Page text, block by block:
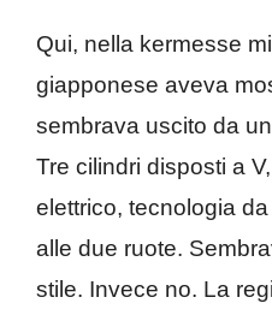
Qui, nella kermesse
giapponese aveva
sembrava uscito da
Tre cilindri disposti a
elettrico, tecnologia
alle due ruote.
stile. Invece no. La